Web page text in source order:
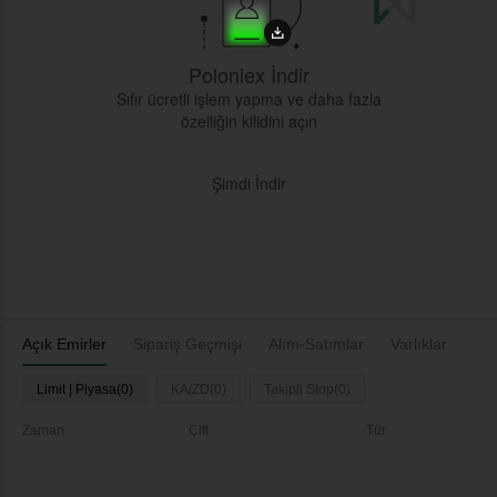
Açık Emirler Sipariş Geçmişi Alım-Satımlar Varlıklar
Limit | Piyasa(0) KA/ZD(0) Takipli Stop(0)
Zaman Çift Tür
Poloniex İndir
Sıfır ücretli işlem yapma ve daha fazla
özelliğin kilidini açın
Şimdi İndir